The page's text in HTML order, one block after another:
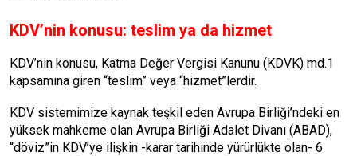
KDV’nin konusu: teslim ya da hizmet
KDV’nin konusu, Katma Değer Vergisi Ka­nunu (KDVK) md.1
kapsamına giren “tes­lim” veya “hizmet”lerdir.
KDV sistemimize kaynak teşkil eden Av­rupa Birliği’ndeki en
yüksek mahkeme olan Avrupa Birliği Adalet Divanı (ABAD),
“dö­viz”in KDV’ye ilişkin -karar tarihinde yürür­lükte olan- 6